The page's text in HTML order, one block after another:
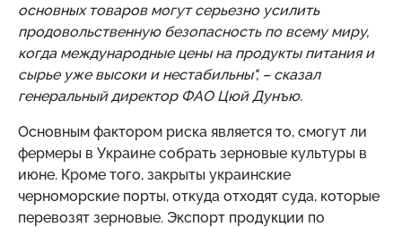
основных товаров могут серьезно усилить
продовольственную безопасность по всему миру,
когда международные цены на продукты питания и
сырье уже высоки и нестабильны", – сказал
генеральный директор ФАО Цюй Дунъю.
Основным фактором риска является то, смогут ли
фермеры в Украине собрать зерновые культуры в
июне. Кроме того, закрыты украинские
черноморские порты, откуда отходят суда, которые
перевозят зерновые. Экспорт продукции по